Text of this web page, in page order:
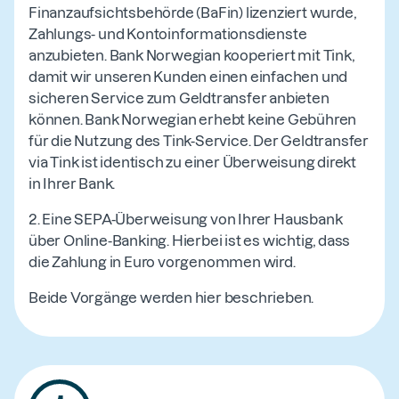
Finanzaufsichtsbehörde (BaFin) lizenziert wurde,
Zahlungs- und Kontoinformationsdienste
anzubieten. Bank Norwegian kooperiert mit Tink,
damit wir unseren Kunden einen einfachen und
sicheren Service zum Geldtransfer anbieten
können. Bank Norwegian erhebt keine Gebühren
für die Nutzung des Tink-Service. Der Geldtransfer
via Tink ist identisch zu einer Überweisung direkt
in Ihrer Bank.
2. Eine SEPA-Überweisung von Ihrer Hausbank
über Online-Banking. Hierbei ist es wichtig, dass
die Zahlung in Euro vorgenommen wird.
Beide Vorgänge werden hier beschrieben.